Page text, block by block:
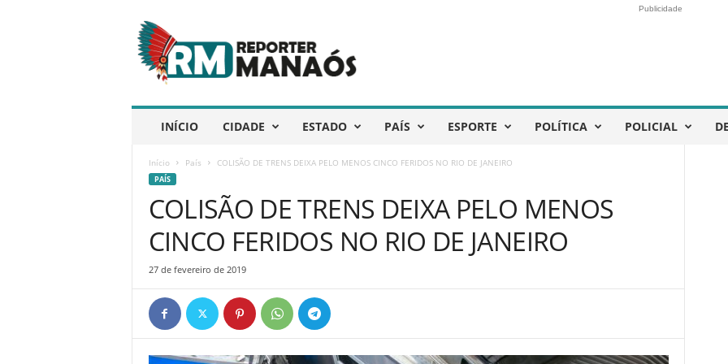
e
p
ó
Publicidade
INÍCIO CIDADE ESTADO PAÍS ESPORTE POLÍTICA POLICIAL
Início País COLISÃO DE TRENS DEIXA PELO MENOS CINCO FERIDOS NO RIO DE JANEIRO
PAÍS
COLISÃO DE TRENS DEIXA PELO MENOS
CINCO FERIDOS NO RIO DE JANEIRO
27 de fevereiro de 2019